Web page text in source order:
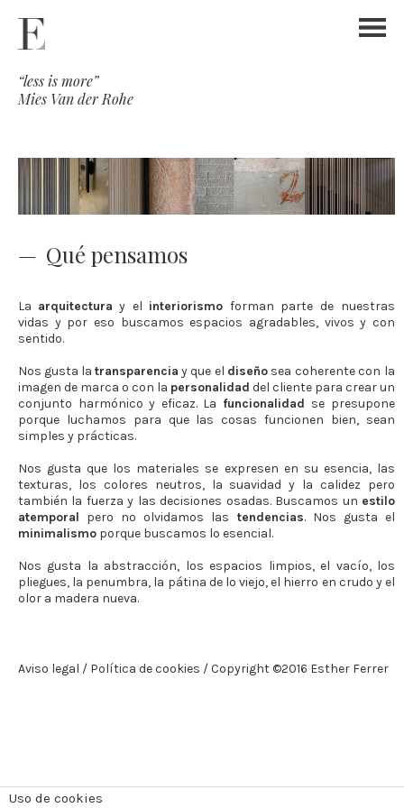
“less is more”
Mies Van der Rohe
Qué pensamos
La arquitectura y el interiorismo forman parte de nuestras
vidas y por eso buscamos espacios agradables, vivos y con
sentido.
Nos gusta la transparencia y que el diseño sea coherente con la
imagen de marca o con la personalidad del cliente para crear un
conjunto harmónico y eficaz. La funcionalidad se presupone
porque luchamos para que las cosas funcionen bien, sean
simples y prácticas.
Nos gusta que los materiales se expresen en su esencia, las
texturas, los colores neutros, la suavidad y la calidez pero
también la fuerza y las decisiones osadas. Buscamos un estilo
atemporal pero no olvidamos las tendencias. Nos gusta el
minimalismo porque buscamos lo esencial.
Nos gusta la abstracción, los espacios limpios, el vacío, los
pliegues, la penumbra, la pátina de lo viejo, el hierro en crudo y el
olor a madera nueva.
Aviso legal Política de cookies Copyright ©2016 Esther Ferrer
Uso de cookies